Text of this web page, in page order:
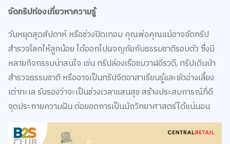
จัดทริปท่องเที่ยวหาความรู้
วันหยุดสุดสัปดาห์ หรือช่วงปิดเทอม คุณพ่อคุณแม่อาจจัดทริป
สำรวจโลกให้ลูกน้อย ได้ออกไปผจญภัยกับธรรมชาติรอบตัว ซึ่งมี
หลายกิจกรรมน่าสนใจ เช่น ทริปล่องเรือชมวาฬอิรวดี, ทริปเดินป่า
สำรวจธรรมชาติ หรืออาจเป็นทริปจิตอาสาเรียนรู้และขัดอ่างเลี้ยง
เต่าทะเล รับรองว่าจะเป็นช่วงเวลาแสนสุข สร้างประสบการณ์ที่ดี
จุดประกายความฝัน ต่อยอดการเป็นนักวิทยาศาสตร์ได้แน่นอน